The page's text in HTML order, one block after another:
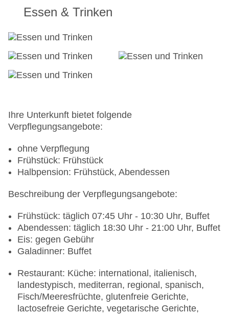
Verfügbarkeit)
Tagungseinrichtungen: Konferenzräume: 1,
klimatisierte Tagungsräume, Tagungsequipment:
gegen Gebühr, Coffee Breaks: gegen Gebühr
Gebäudeanzahl: 4, Etagen: 6, Zimmer: 338,
Landeskategorie: 4 Sterne
Essen & Trinken
Ihre Unterkunft bietet folgende
Verpflegungsangebote:
ohne Verpflegung
Frühstück: Frühstück
Halbpension: Frühstück, Abendessen
Beschreibung der Verpflegungsangebote:
Frühstück: täglich 07:45 Uhr - 10:30 Uhr, Buffet
Abendessen: täglich 18:30 Uhr - 21:00 Uhr, Buffet
Eis: gegen Gebühr
Galadinner: Buffet
Restaurant: Küche: international, italienisch,
landestypisch, mediterran, regional, spanisch,
Fisch/Meeresfrüchte, glutenfreie Gerichte,
lactosefreie Gerichte, vegetarische Gerichte,